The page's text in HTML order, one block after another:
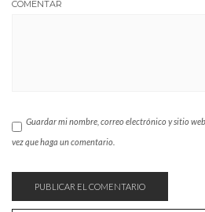
COMENTAR
Guardar mi nombre, correo electrónico y sitio
vez que haga un comentario.